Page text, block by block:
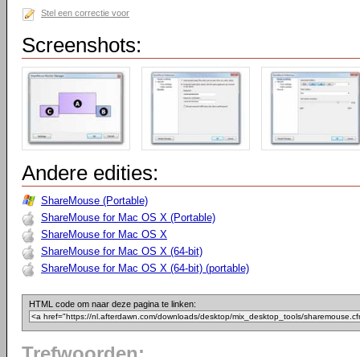
Stel een correctie voor
Screenshots:
Andere edities:
ShareMouse (Portable)
ShareMouse for Mac OS X (Portable)
ShareMouse for Mac OS X
ShareMouse for Mac OS X (64-bit)
ShareMouse for Mac OS X (64-bit) (portable)
HTML code om naar deze pagina te linken: